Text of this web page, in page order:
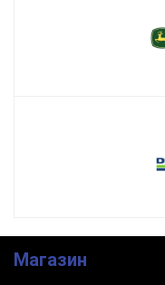
Магазин